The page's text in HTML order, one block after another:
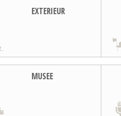
EXTERIEUR
MUSEE